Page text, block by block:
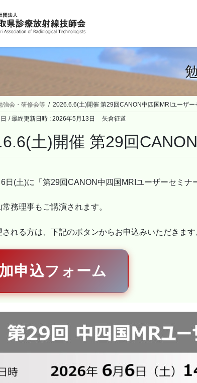
強会・研修会等
2026.6.6(土)開催 第29回CANON中四国MRIユーザー
/ 最終更新日時 : 2026年5月13日 矢倉征道
土)開催 第29回
日(土)に「第29回CANON中四国MRIユーザーセミ
務理事もご講演されます。
れる方は、下記のボタンからお申込みいただきます
申込フォーム